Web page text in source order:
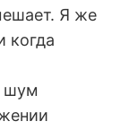
Я же
когда
шум